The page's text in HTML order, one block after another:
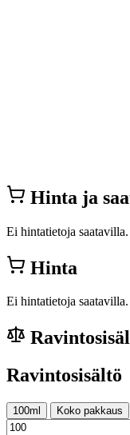
Hinta ja
Ei hintatietoja saatavilla.
Hinta
Ei hintatietoja saatavilla.
Ravintosisältö
100ml Koko pakkaus